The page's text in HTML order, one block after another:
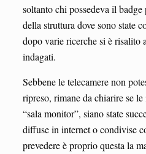
soltanto chi possedeva il
della struttura dove sono state
dopo varie ricerche si è risalito
indagati.
Sebbene le telecamere non
ripreso, rimane da chiarire se
“sala monitor”, siano state
diffuse in internet o condivise
prevedere è proprio questa la